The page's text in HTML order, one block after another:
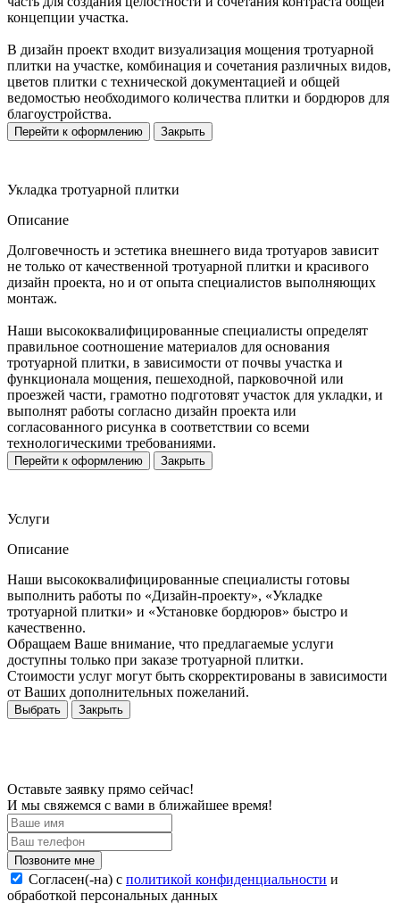
концепции участка.
В дизайн проект входит визуализация мощения тротуарной
плитки на участке, комбинация и сочетания различных видов,
цветов плитки с технической документацией и общей
ведомостью необходимого количества плитки и бордюров для
благоустройства.
Перейти к оформлению Закрыть
Укладка тротуарной плитки
Описание
Долговечность и эстетика внешнего вида тротуаров зависит
не только от качественной тротуарной плитки и красивого
дизайн проекта, но и от опыта специалистов выполняющих
монтаж.
Наши высококвалифицированные специалисты определят
правильное соотношение материалов для основания
тротуарной плитки, в зависимости от почвы участка и
функционала мощения, пешеходной, парковочной или
проезжей части, грамотно подготовят участок для укладки, и
выполнят работы согласно дизайн проекта или
согласованного рисунка в соответствии со всеми
технологическими требованиями.
Перейти к оформлению Закрыть
Услуги
Описание
Наши высококвалифицированные специалисты готовы
выполнить работы по «Дизайн-проекту», «Укладке
тротуарной плитки» и «Установке бордюров» быстро и
качественно.
Обращаем Ваше внимание, что предлагаемые услуги
доступны только при заказе тротуарной плитки.
Стоимости услуг могут быть скорректированы в зависимости
от Ваших дополнительных пожеланий.
Выбрать Закрыть
Оставьте заявку прямо сейчас!
И мы свяжемся с вами в ближайшее время!
Согласен(-на) c политикой конфиденциальности и
обработкой персональных данных